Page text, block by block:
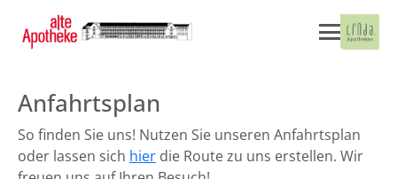
Anfahrtsplan
So finden Sie uns! Nutzen Sie unseren Anfahrtsplan
oder lassen sich hier die Route zu uns erstellen. Wir